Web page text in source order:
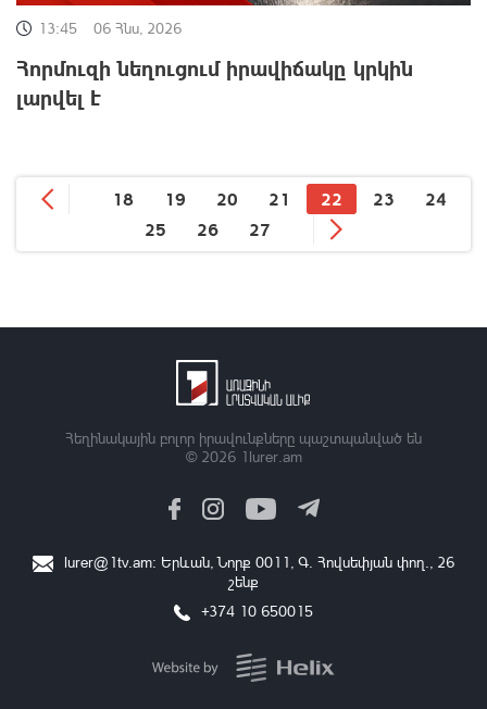
13:45 06 Հնս, 2026
Հորմուզի նեղուցում իրավիճակը կրկին
լարվել է
18 19 20 21 22 23
24
25
26 27
Հեղինակային բոլոր իրավունքները պաշտպանված են
© 2026 1lurer.am
lurer@1tv.am։ Երևան, Նորք 0011, Գ․ Հովսեփյան փող., 26
շենք
+374 10 650015